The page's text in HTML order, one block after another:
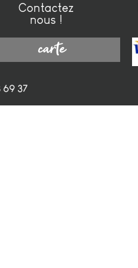
Contactez
nous !
carte
69 37